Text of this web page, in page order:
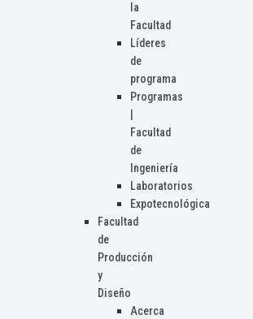
la
Facultad
Líderes
de
programa
Programas
Facultad
de
Ingeniería
Laboratorios
Expotecnológica
Facultad
de
Producción
y
Diseño
Acerca